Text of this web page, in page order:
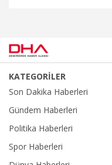
KATEGORİLER
Son Dakika Haberleri
Gündem Haberleri
Politika Haberleri
Spor Haberleri